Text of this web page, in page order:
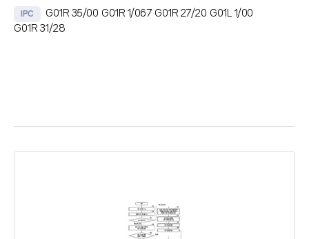
IPC G01R 35/00 G01R 1/067 G01R 27/20 G01L 1/00
G01R 31/28